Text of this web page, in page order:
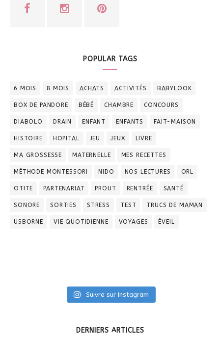
POPULAR TAGS
6 MOIS 8 MOIS ACHATS ACTIVITÉS BABYLOOK
BOX DE PANDORE BÉBÉ CHAMBRE CONCOURS
DIABOLO DRAIN ENFANT ENFANTS FAIT-MAISON
HISTOIRE HOPITAL JEU JEUX LIVRE
MA GROSSESSE MATERNELLE MES RECETTES
MÉTHODE MONTESSORI NIDO NOS LECTURES ORL
OTITE PARTENARIAT PROUT RENTRÉE SANTÉ
SONORE SORTIES STRESS TEST TRUCS DE MAMAN
USBORNE VIE QUOTIDIENNE VOYAGES ÉVEIL
Suivre sur Instagram
DERNIERS ARTICLES